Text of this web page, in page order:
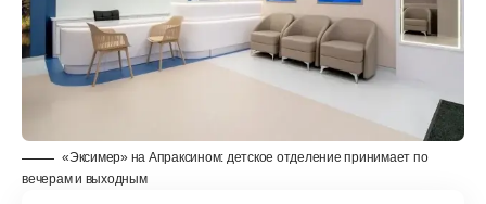
«Эксимер» на Апраксином: детское отделение принимает по
вечерам и выходным